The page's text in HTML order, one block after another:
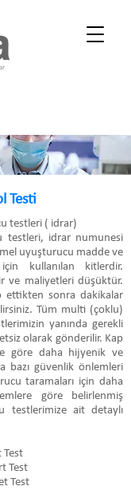
Testi
testleri ( idrar)
testleri, idrar numunesi
uyuşturucu madde ve
kullanılan kitlerdir.
ve maliyetleri düşüktür.
ettikten sonra dakikalar
Tüm multi (çoklu)
yanında gerekli
olarak gönderilir. Kap
göre daha hijyenik ve
bazı güvenlik önlemleri
taramaları için daha
göre belirlenmiş
testlerimize ait detaylı
Test
Test
Test